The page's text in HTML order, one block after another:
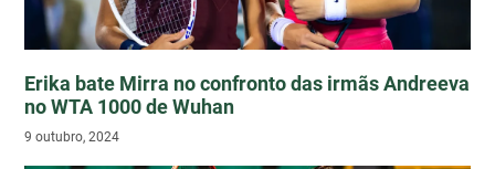
Erika bate Mirra no confronto das irmãs Andreeva
no WTA 1000 de Wuhan
9 outubro, 2024